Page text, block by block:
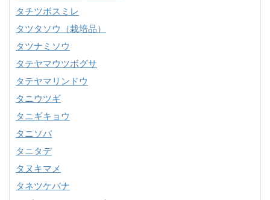
タチツボスミレ
タツタソウ（栽培品）
タツナミソウ
タテヤマウツボグサ
タテヤマリンドウ
タニウツギ
タニギキョウ
タニソバ
タニタデ
タヌキマメ
タネツケバナ